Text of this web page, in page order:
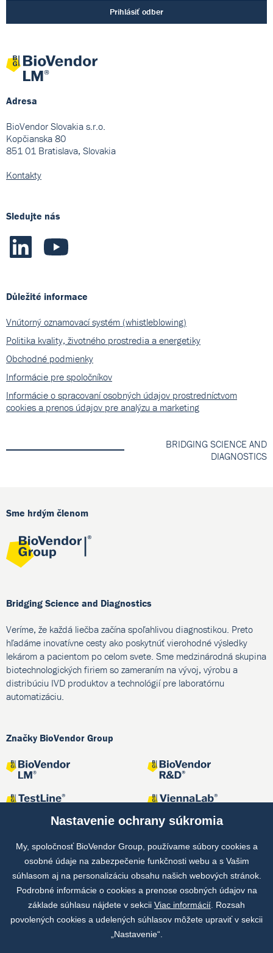
Prihlásiť odber
Adresa
BioVendor Slovakia s.r.o.
Kopčianska 80
851 01 Bratislava, Slovakia
Kontakty
Sledujte nás
Důležité informace
Vnútorný oznamovací systém (whistleblowing)
Politika kvality, životného prostredia a energetiky
Obchodné podmienky
Informácie pre spoločníkov
Informácie o spracovaní osobných údajov prostredníctvom
cookies a prenos údajov pre analýzu a marketing
BRIDGING SCIENCE AND
DIAGNOSTICS
Sme hrdým členom
Bridging Science and Diagnostics
Veríme, že každá liečba začína spoľahlivou diagnostikou. Preto
hľadáme inovatívne cesty ako poskytnúť vierohodné výsledky
lekárom a pacientom po celom svete. Sme medzinárodná skupina
biotechnologických firiem so zameraním na vývoj, výrobu a
distribúciu IVD produktov a technológií pre laboratórnu
automatizáciu.
Značky BioVendor Group
Spoločné projekty
Nastavenie ochrany súkromia
My, spoločnosť BioVendor Group, používame súbory cookies a
osobné údaje na zabezpečenie funkčnosti webu a s Vašim
súhlasom aj na personalizáciu obsahu našich webových stránok.
Podrobné informácie o cookies a prenose osobných údajov na
základe súhlasu nájdete v sekcii Viac informácií . Rozsah
povolených cookies a udelených súhlasov môžete upraviť v sekcii
„Nastavenie“.